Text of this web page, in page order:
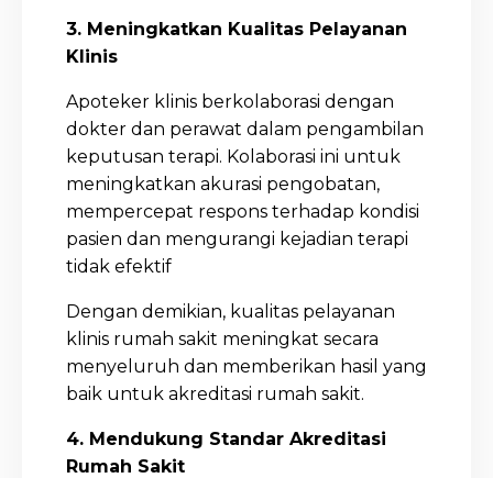
3. Meningkatkan Kualitas Pelayanan
Klinis
Apoteker klinis berkolaborasi dengan
dokter dan perawat dalam pengambilan
keputusan terapi. Kolaborasi ini untuk
meningkatkan akurasi pengobatan,
mempercepat respons terhadap kondisi
pasien dan mengurangi kejadian terapi
tidak efektif
Dengan demikian, kualitas pelayanan
klinis rumah sakit meningkat secara
menyeluruh dan memberikan hasil yang
baik untuk akreditasi rumah sakit.
4. Mendukung Standar Akreditasi
Rumah Sakit